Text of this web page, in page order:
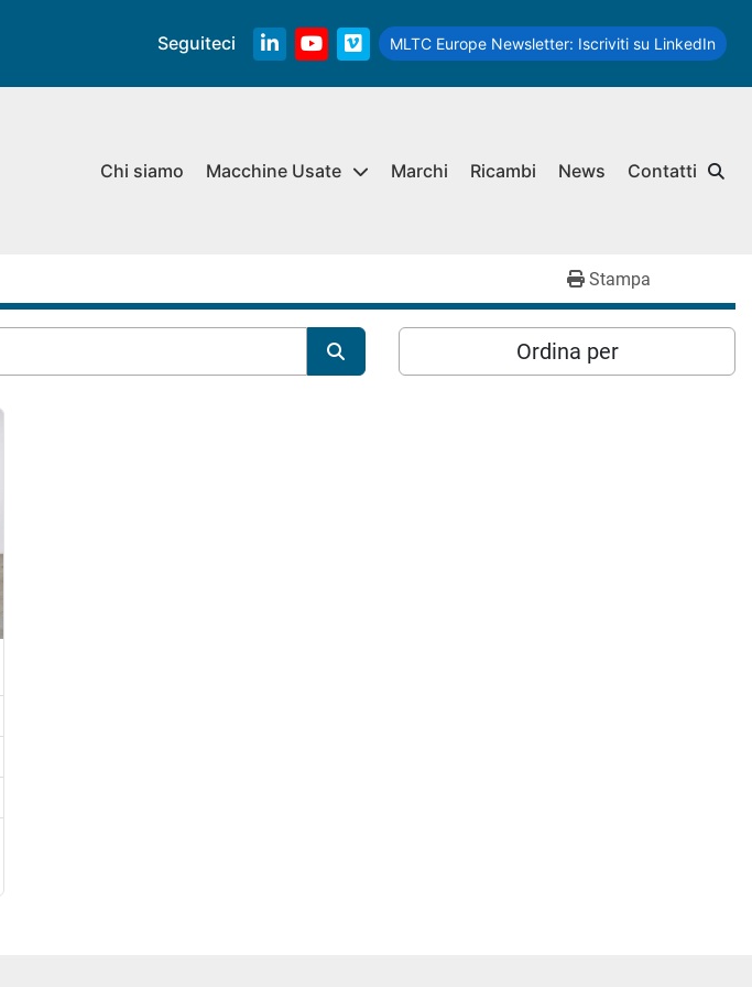
Seguiteci
linkedinyoutube
vimeo
MLTC Europe Newsletter: Iscriviti su LinkedIn
Ricambi News
Chi siamo Marchi
Macchine Usate Contatti
Stampa
Ordina per